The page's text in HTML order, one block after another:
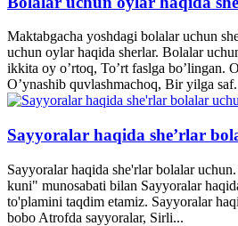
Maktabgacha yoshdagi bolalar uchun
uchun oylar haqida sherlar. Bolalar
ikkita oy o’rtoq, To’rt faslga bo’lingan.
O’ynashib quvlashmachoq, Bir yilga
Sayyoralar haqida she’rlar
Sayyoralar haqida she'rlar bolalar
kuni" munosabati bilan Sayyoralar
to'plamini taqdim etamiz. Sayyoralar
bobo Atrofda sayyoralar, Sirli...